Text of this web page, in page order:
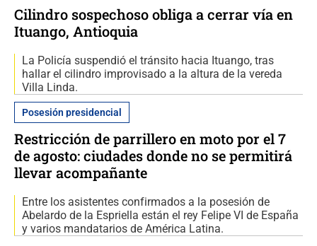
Cilindro sospechoso obliga a cerrar vía en
Ituango, Antioquia
La Policía suspendió el tránsito hacia Ituango, tras
hallar el cilindro improvisado a la altura de la vereda
Villa Linda.
Posesión presidencial
Restricción de parrillero en moto por el 7
de agosto: ciudades donde no se permitirá
llevar acompañante
Entre los asistentes confirmados a la posesión de
Abelardo de la Espriella están el rey Felipe VI de España
y varios mandatarios de América Latina.